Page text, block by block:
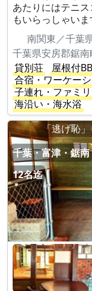
あたりにはテニ
もいらっしゃいま
南関東／千葉
千葉県安房郡鋸南
貸別荘
屋根付
合宿・ワーケー
子連れ・ファミ
海沿い・海水浴
「逃げ恥
千葉・富津・鋸南
12名迄